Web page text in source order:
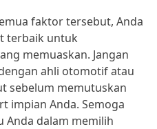
faktor tersebut, Anda
terbaik untuk
memuaskan. Jangan
ahli otomotif atau
sebelum memutuskan
impian Anda. Semoga
Anda dalam memilih